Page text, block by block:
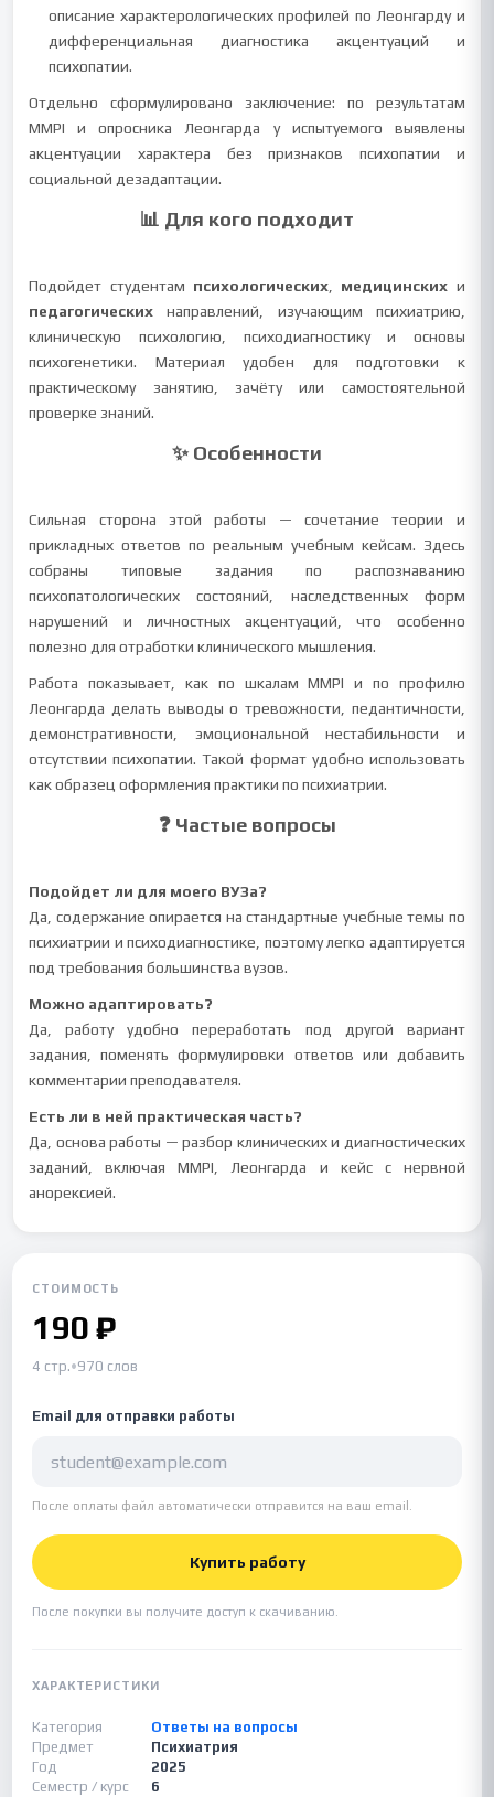
описание характерологических профилей по Леонгарду и
дифференциальная диагностика акцентуаций и
психопатии.
Отдельно сформулировано заключение: по результатам
MMPI и опросника Леонгарда у испытуемого выявлены
акцентуации характера без признаков психопатии и
социальной дезадаптации.
📊 Для кого подходит
Подойдет студентам психологических медицинских и
педагогических направлений, изучающим психиатрию,
клиническую психологию, психодиагностику и основы
психогенетики. Материал удобен для подготовки к
практическому занятию, зачёту или самостоятельной
проверке знаний.
✨ Особенности
Сильная сторона этой работы — сочетание теории и
прикладных ответов по реальным учебным кейсам. Здесь
собраны типовые задания по распознаванию
психопатологических состояний, наследственных форм
нарушений и личностных акцентуаций, что особенно
полезно для отработки клинического мышления.
Работа показывает, как по шкалам MMPI и по профилю
Леонгарда делать выводы о тревожности, педантичности,
демонстративности, эмоциональной нестабильности и
отсутствии психопатии. Такой формат удобно использовать
как образец оформления практики по психиатрии.
❓ Частые вопросы
Подойдет ли для моего ВУЗа?
Да, содержание опирается на стандартные учебные темы по
психиатрии и психодиагностике, поэтому легко адаптируется
под требования большинства вузов.
Можно адаптировать?
Да, работу удобно переработать под другой вариант
задания, поменять формулировки ответов или добавить
комментарии преподавателя.
Есть ли в ней практическая часть?
Да, основа работы — разбор клинических и диагностических
заданий, включая MMPI, Леонгарда и кейс с нервной
анорексией.
СТОИМОСТЬ
190 ₽
4 стр.•970 слов
Email для отправки работы
После оплаты файл автоматически отправится на ваш email.
Купить работу
После покупки вы получите доступ к скачиванию.
ХАРАКТЕРИСТИКИ
Категория
Ответы на вопросы
Предмет
Психиатрия
Год
2025
Семестр / курс
6